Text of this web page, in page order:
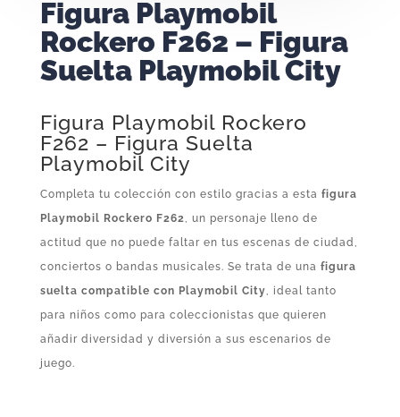
Figura Playmobil
Rockero F262 – Figura
Suelta Playmobil City
Figura Playmobil Rockero
F262 – Figura Suelta
Playmobil City
Completa tu colección con estilo gracias a esta figura
Playmobil Rockero F262, un personaje lleno de
actitud que no puede faltar en tus escenas de ciudad,
conciertos o bandas musicales. Se trata de una figura
suelta compatible con Playmobil City, ideal tanto
para niños como para coleccionistas que quieren
añadir diversidad y diversión a sus escenarios de
juego.